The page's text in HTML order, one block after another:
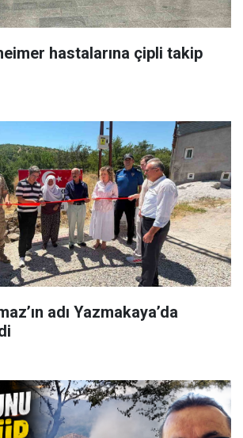
hastalarına çipli takip
adı Yazmakaya’da